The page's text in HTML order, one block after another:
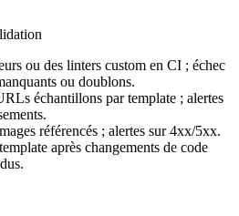
ou des linters custom en CI ; échec
ou doublons.
échantillons par template ; alertes
référencés ; alertes sur 4xx/5xx.
après changements de code